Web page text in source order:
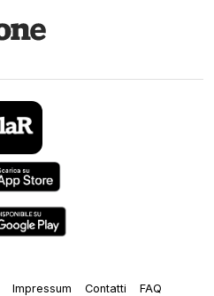
Impressum Contatti FAQ